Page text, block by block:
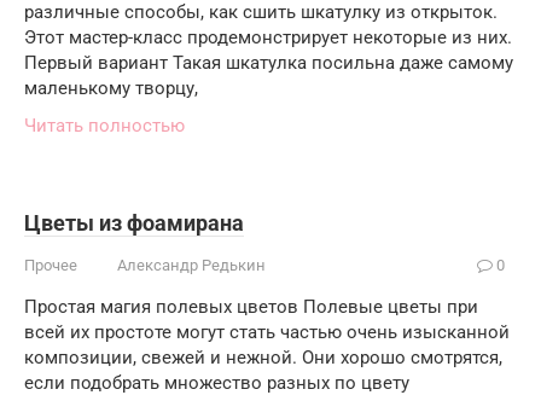
различные способы, как сшить шкатулку из открыток.
Этот мастер-класс продемонстрирует некоторые из них.
Первый вариант Такая шкатулка посильна даже самому
маленькому творцу,
Читать полностью
Цветы из фоамирана
Прочее Александр Редькин 0
Простая магия полевых цветов Полевые цветы при
всей их простоте могут стать частью очень изысканной
композиции, свежей и нежной. Они хорошо смотрятся,
если подобрать множество разных по цвету